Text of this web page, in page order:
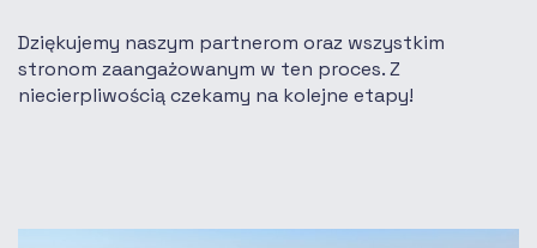
Dziękujemy naszym partnerom oraz wszystkim
stronom zaangażowanym w ten proces. Z
niecierpliwością czekamy na kolejne etapy!